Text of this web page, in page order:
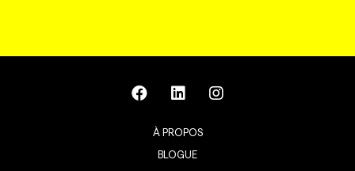
À PROPOS
BLOGUE